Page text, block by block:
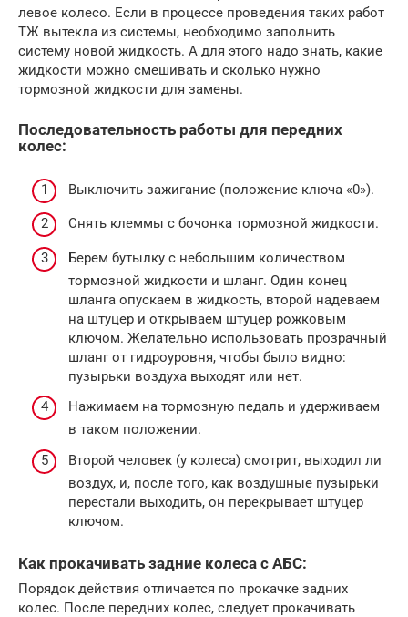
левое колесо. Если в процессе проведения таких работ
ТЖ вытекла из системы, необходимо заполнить
систему новой жидкость. А для этого надо знать, какие
жидкости можно смешивать и сколько нужно
тормозной жидкости для замены.
Последовательность работы для передних
колес:
Выключить зажигание (положение ключа «0»).
Снять клеммы с бочонка тормозной жидкости.
Берем бутылку с небольшим количеством
тормозной жидкости и шланг. Один конец
шланга опускаем в жидкость, второй надеваем
на штуцер и открываем штуцер рожковым
ключом. Желательно использовать прозрачный
шланг от гидроуровня, чтобы было видно:
пузырьки воздуха выходят или нет.
Нажимаем на тормозную педаль и удерживаем
в таком положении.
Второй человек (у колеса) смотрит, выходил ли
воздух, и, после того, как воздушные пузырьки
перестали выходить, он перекрывает штуцер
ключом.
Как прокачивать задние колеса с АБС:
Порядок действия отличается по прокачке задних
колес. После передних колес, следует прокачивать